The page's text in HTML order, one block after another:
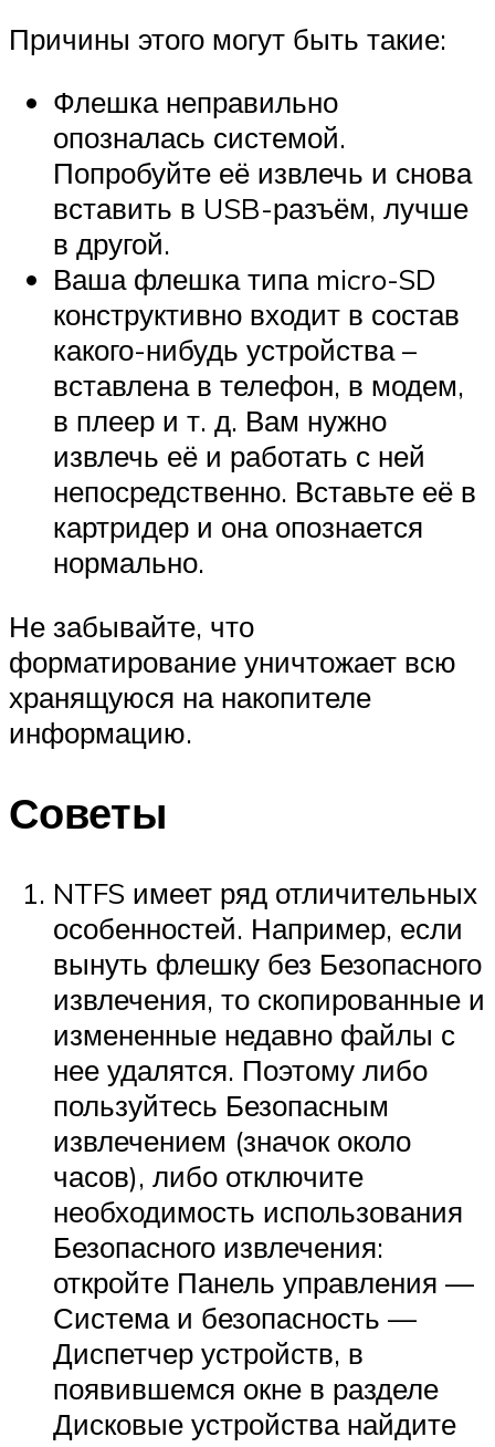
Причины этого могут быть такие:
Флешка неправильно
опозналась системой.
Попробуйте её извлечь и снова
вставить в USB-разъём, лучше
в другой.
Ваша флешка типа micro-SD
конструктивно входит в состав
какого-нибудь устройства –
вставлена в телефон, в модем,
в плеер и т. д. Вам нужно
извлечь её и работать с ней
непосредственно. Вставьте её в
картридер и она опознается
нормально.
Не забывайте, что
форматирование уничтожает всю
хранящуюся на накопителе
информацию.
Советы
NTFS имеет ряд отличительных
особенностей. Например, если
вынуть флешку без Безопасного
извлечения, то скопированные и
измененные недавно файлы с
нее удалятся. Поэтому либо
пользуйтесь Безопасным
извлечением (значок около
часов), либо отключите
необходимость использования
Безопасного извлечения:
откройте Панель управления —
Система и безопасность —
Диспетчер устройств, в
появившемся окне в разделе
Дисковые устройства найдите